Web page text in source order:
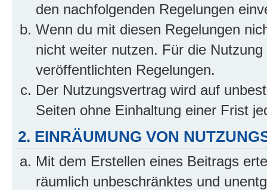
den nachfolgenden Regelungen
Wenn du mit diesen Regelungen
nicht weiter nutzen. Für die
veröffentlichten Regelungen.
Der Nutzungsvertrag wird auf
Seiten ohne Einhaltung einer Frist
2. EINRÄUMUNG VON
Mit dem Erstellen eines Beitrags
räumlich unbeschränktes und